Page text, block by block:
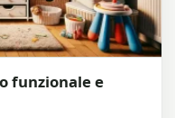
funzionale e